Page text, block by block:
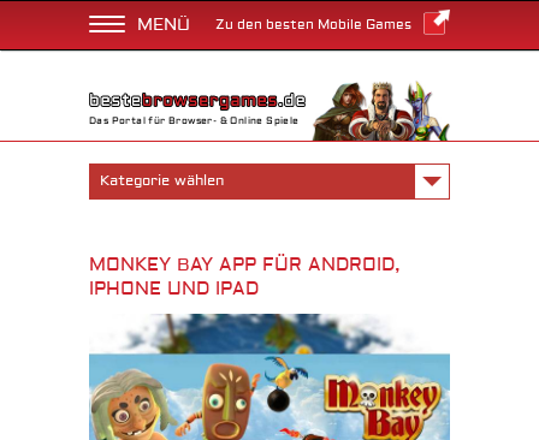
MENÜ Zu den besten Mobile Games
Das Portal für Browser- & Online Spiele
Kategorie wählen
MONKEY BAY APP FÜR ANDROID,
IPHONE UND IPAD